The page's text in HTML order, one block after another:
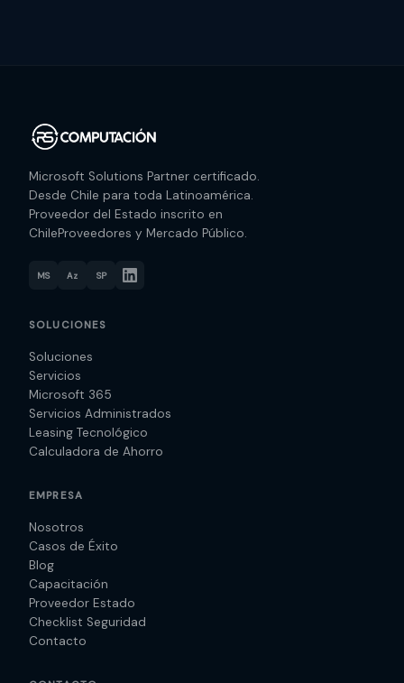
Microsoft Solutions Partner certificado.
Desde Chile para toda Latinoamérica.
Proveedor del Estado inscrito en
ChileProveedores y Mercado Público.
MS Az SP
SOLUCIONES
Soluciones
Servicios
Microsoft 365
Servicios Administrados
Leasing Tecnológico
Calculadora de Ahorro
EMPRESA
Nosotros
Casos de Éxito
Blog
Capacitación
Proveedor Estado
Checklist Seguridad
Contacto